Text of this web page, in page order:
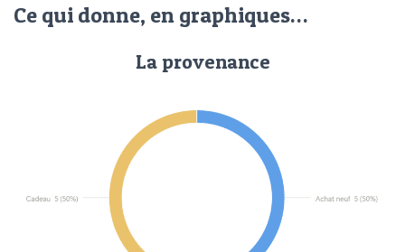
Ce qui donne, en graphiques…
La provenance